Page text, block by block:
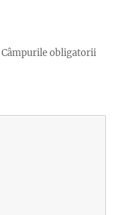
Câmpurile obligatorii